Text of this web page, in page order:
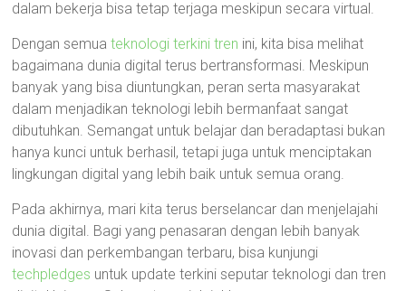
dalam bekerja bisa tetap terjaga meskipun secara virtual.
Dengan semuateknologi terkini tren ini, kita bisa melihat
bagaimana dunia digital terus bertransformasi. Meskipun
banyak yang bisa diuntungkan, peran serta masyarakat
dalam menjadikan teknologi lebih bermanfaat sangat
dibutuhkan. Semangat untuk belajar dan beradaptasi bukan
hanya kunci untuk berhasil, tetapi juga untuk menciptakan
lingkungan digital yang lebih baik untuk semua orang.
Pada akhirnya, mari kita terus berselancar dan menjelajahi
dunia digital. Bagi yang penasaran dengan lebih banyak
inovasi dan perkembangan terbaru, bisa kunjungi
techpledges untuk update terkini seputar teknologi dan tren